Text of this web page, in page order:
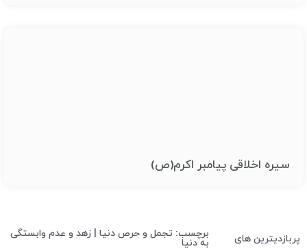
سیره اخلاقی پیامبر اکرم(ص)
پربازدیترین های برچسب: تجمل و حرص دنیا | زهد و عدم وابستگی
به دنیا